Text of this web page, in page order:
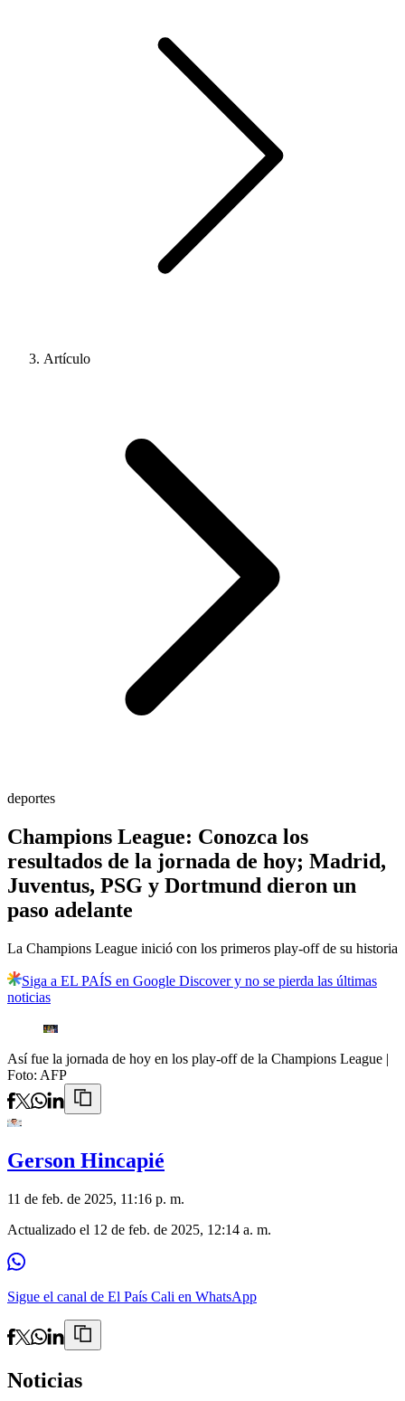
Artículo
deportes
Champions League: Conozca los
resultados de la jornada de hoy; Madrid,
Juventus, PSG y Dortmund dieron un
paso adelante
La Champions League inició con los primeros play-off de su historia
Siga a EL PAÍS en Google Discover y no se pierda las últimas
noticias
Así fue la jornada de hoy en los play-off de la Champions League |
Foto: AFP
Gerson Hincapié
11 de feb. de 2025, 11:16 p. m.
Actualizado el 12 de feb. de 2025, 12:14 a. m.
Sigue el canal de El País Cali en WhatsApp
Noticias